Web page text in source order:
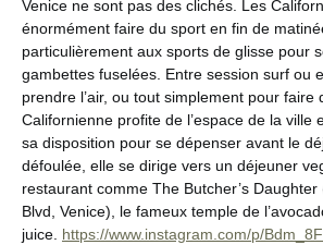
Venice ne sont pas des clichés. Les
énormément faire du sport en fin de
particulièrement aux sports de glisse pour
gambettes fuselées. Entre session surf ou
prendre l’air, ou tout simplement pour faire
Californienne profite de l’espace de la ville
sa disposition pour se dépenser avant le
défoulée, elle se dirige vers un déjeuner
restaurant comme The Butcher’s Daughter
Blvd, Venice), le fameux temple de
juice. https://www.instagram.com/p/